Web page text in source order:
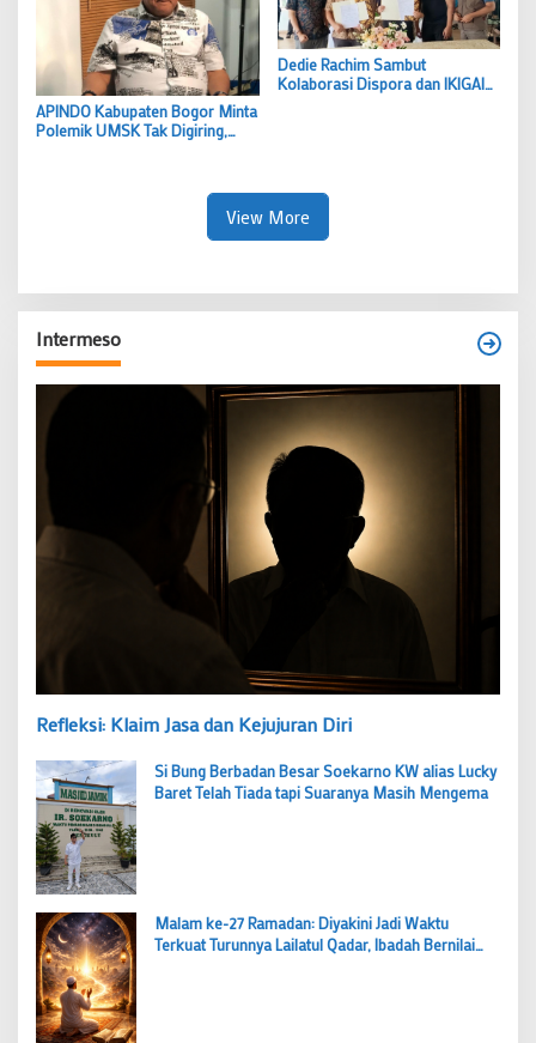
APINDO Kabupaten Bogor Minta
Polemik UMSK Tak Digiring,
Dedie Rachim Sambut
Kolaborasi Dispora dan IKIGAI
View More
Intermeso
Refleksi: Klaim Jasa dan Kejujuran Diri
Si Bung Berbadan Besar Soekarno KW alias Lucky
Baret Telah Tiada tapi Suaranya Masih Mengema
Malam ke-27 Ramadan: Diyakini Jadi Waktu
Terkuat Turunnya Lailatul Qadar, Ibadah Bernilai